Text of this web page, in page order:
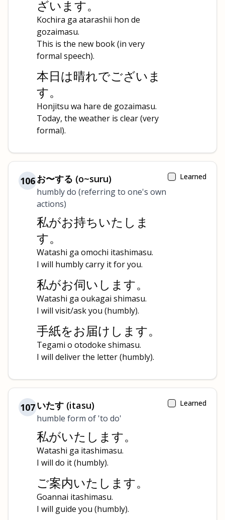
ざいます。
Kochira ga atarashii hon de
gozaimasu.
This is the new book (in very
formal speech).
本日は晴れでございま
す。
Honjitsu wa hare de gozaimasu.
Today, the weather is clear (very
formal).
106お〜する (o~suru)
humbly do (referring to one's own
actions)
私がお持ちいたしま
す。
Watashi ga omochi itashimasu.
I will humbly carry it for you.
私がお伺いします。
Watashi ga oukagai shimasu.
I will visit/ask you (humbly).
手紙をお届けします。
Tegami o otodoke shimasu.
I will deliver the letter (humbly).
Learned
107いたす (itasu)
humble form of 'to do'
私がいたします。
Watashi ga itashimasu.
I will do it (humbly).
ご案内いたします。
Goannai itashimasu.
I will guide you (humbly).
Learned